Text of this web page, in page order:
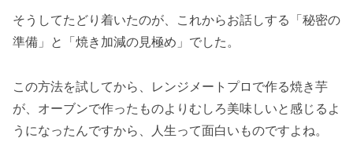
そうしてたどり着いたのが、これからお話しする「秘密の
準備」と「焼き加減の見極め」でした。
この方法を試してから、レンジメートプロで作る焼き芋
が、オーブンで作ったものよりむしろ美味しいと感じるよ
うになったんですから、人生って面白いものですよね。